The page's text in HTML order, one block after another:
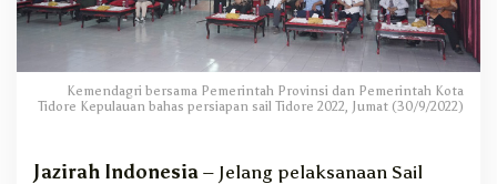
d
a
o
o
Kemendagri bersama Pemerintah Provinsi dan Pemerintah Kota
Tidore Kepulauan bahas persiapan sail Tidore 2022, Jumat (30/9/2022)
Jazirah Indonesia – Jelang pelaksanaan Sail